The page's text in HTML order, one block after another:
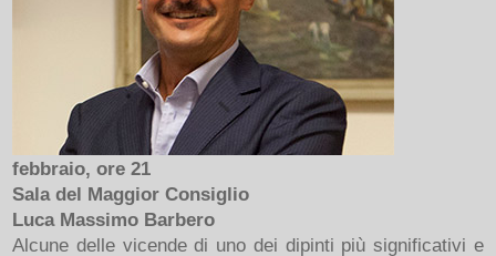
febbraio, ore 21
Sala del Maggior Consiglio
Luca Massimo Barbero
Alcune delle vicende di uno dei dipinti più significativi e